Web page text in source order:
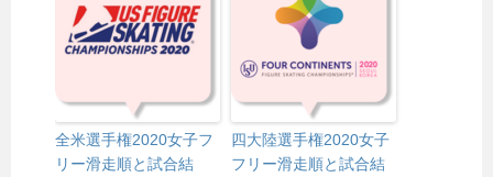
全米選手権2020女子フ
リー滑走順と試合結
四大陸選手権2020女子
フリー滑走順と試合結